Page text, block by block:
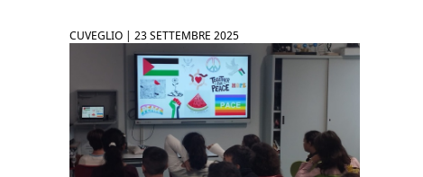
CUVEGLIO |23 SETTEMBRE 2025